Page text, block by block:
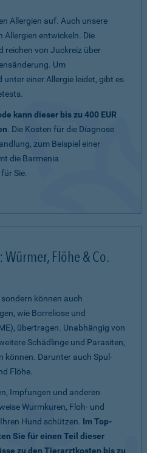
Allergien auf. Auch unsere
Allergien entwickeln. Die
reichen von Juckreiz über
Um
einer Allergie leidet, gibt es
kann dieser bis zu 400 EUR
. Die Kosten für die Diagnose
zum Beispiel einer
die Barmenia
Sie.
Flöhe & Co.
können auch
wie Borreliose und
übertragen. Unabhängig von
Schädlinge und Parasiten,
können. Darunter auch Spul-
Flöhe.
Impfungen und anderen
Wurmkuren, Floh- und
Hund schützen. Im Top-
Sie für einen Teil dieser
zu den Tierarztkosten bis zu